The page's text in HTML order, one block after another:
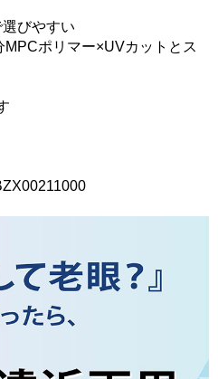
びやすい
MPCポリマー×UVカットとス